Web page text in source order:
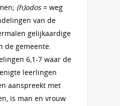
(h)odos= weg
van de
gelijkaardige
de gemeente.
6,1-7 waar de
leerlingen
aanspreekt met
is man en vrouw